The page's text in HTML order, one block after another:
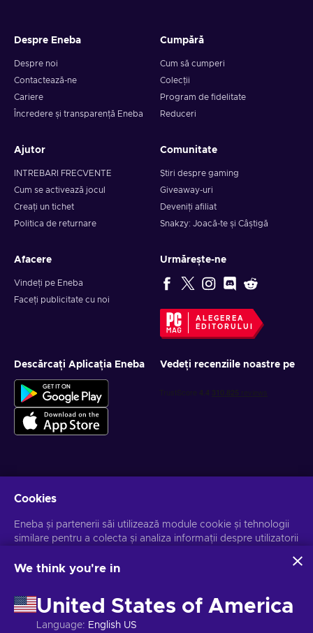
Despre Eneba
Despre noi
Contactează-ne
Cariere
Încredere și transparență Eneba
Cumpără
Cum să cumperi
Colecții
Program de fidelitate
Reduceri
Ajutor
INTREBARI FRECVENTE
Cum se activează jocul
Creați un tichet
Politica de returnare
Comunitate
Știri despre gaming
Giveaway-uri
Deveniți afiliat
Snakzy: Joacă-te și Câștigă
Afacere
Vindeți pe Eneba
Faceți publicitate cu noi
Urmărește-ne
ALEGEREA
EDITORULUI
Descărcați Aplicația Eneba Vedeți recenziile noastre pe
Te poți dezabona la orice moment. ViziteazăNotificarea de
Cookies
Eneba și partenerii săi utilizează module cookie și tehnologii
similare pentru a colecta și analiza informații despre utilizatorii
conținutul, publicitatea și alte servicii de pe site. Datele dvs.
Făcând clic pe "Accept all", sunteți de acord cu utilizarea
acestor tehnologii de către Eneba și partenerii săi. Vă puteți
ajusta consimțământul făcând clic pe "Personalizați".
We think you're in
United States of America
Language: English US